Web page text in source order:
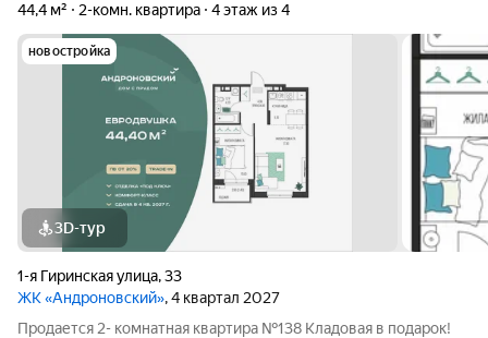
44,4 м² 2-комн. квартира 4 этаж из 4
новостройка
3D-тур
1-я Гиринская улица,33
ЖК «Андроновский», 4 квартал 2027
Продается 2- комнатная квартира №138 Кладовая в подарок!